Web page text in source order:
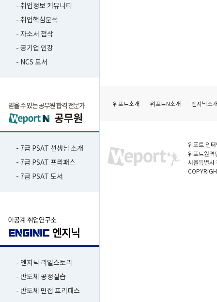
- 취업정보 커뮤니티
- 취업핵심분석
- 자소서 첨삭
- 공기업 인강
- NCS 도서
- 7급 PSAT 선생님 소개
- 7급 PSAT 프리패스
- 7급 PSAT 도서
- 엔지닉 리얼스토리
- 반도체 공정실습
- 반도체 면접 프리패스
위포트소개 위포트N소개 엔지닉소
위포트 인
위포트원격
서울특별시